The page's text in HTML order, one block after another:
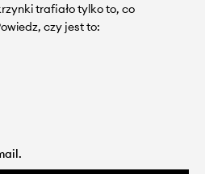
trafiało tylko to, co
czy jest to: